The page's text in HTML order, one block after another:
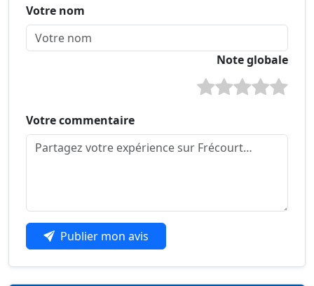
Votre nom
Note globale
Votre commentaire
Publier mon avis